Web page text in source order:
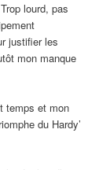
lourd, pas
justifier les
mon manque
temps et mon
du Hardy’